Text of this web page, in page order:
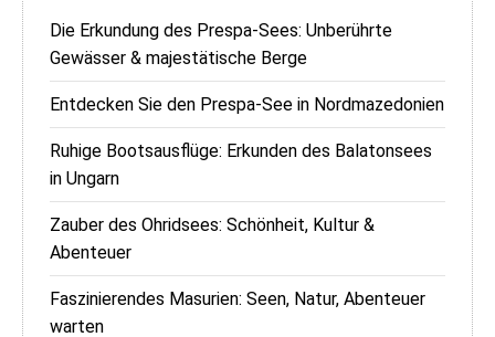
Die Erkundung des Prespa-Sees: Unberührte
Gewässer & majestätische Berge
Entdecken Sie den Prespa-See in Nordmazedonien
Ruhige Bootsausflüge: Erkunden des Balatonsees
in Ungarn
Zauber des Ohridsees: Schönheit, Kultur &
Abenteuer
Faszinierendes Masurien: Seen, Natur, Abenteuer
warten